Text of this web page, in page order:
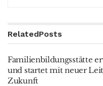
RelatedPosts
Familienbildungsstätte
und startet mit neuer
Zukunft